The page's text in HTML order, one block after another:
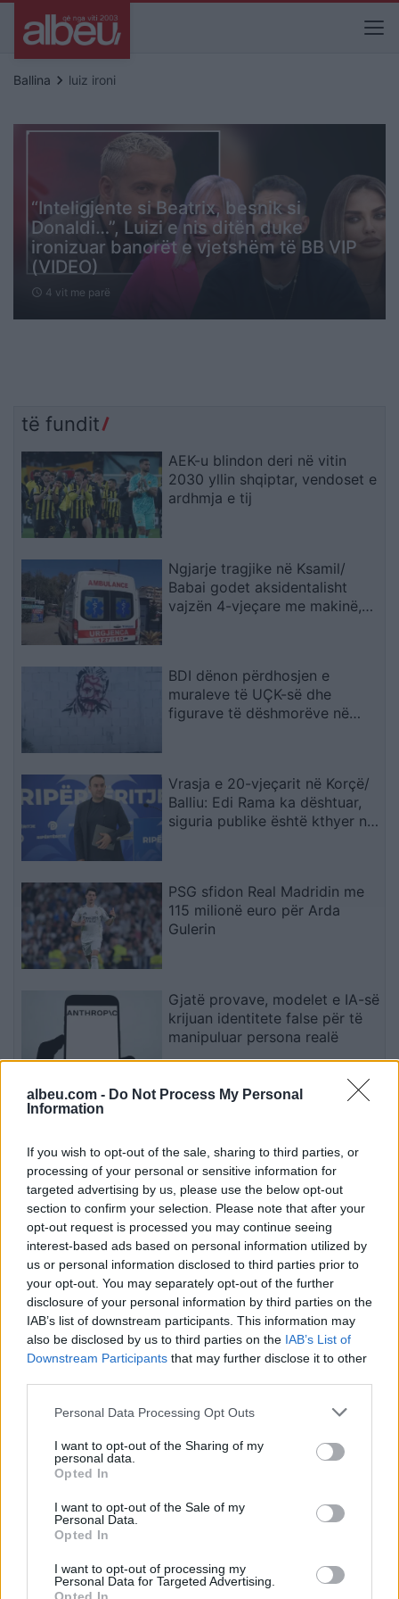
albeu.com - Do Not Process My Personal
Information
If you wish to opt-out of the sale, sharing to third parties, or
processing of your personal or sensitive information for
targeted advertising by us, please use the below opt-out
section to confirm your selection. Please note that after your
opt-out request is processed you may continue seeing
interest-based ads based on personal information utilized by
us or personal information disclosed to third parties prior to
your opt-out. You may separately opt-out of the further
disclosure of your personal information by third parties on the
IAB’s list of downstream participants. This information may
also be disclosed by us to third parties on the IAB’s List of
Downstream Participants that may further disclose it to other
Personal Data Processing Opt Outs
I want to opt-out of the Sharing of my
personal data.
Opted In
I want to opt-out of the Sale of my
Personal Data.
Opted In
I want to opt-out of processing my
Personal Data for Targeted Advertising.
Ballina keyboard_arrow_right luiz ironi
“Inteligjente si Beatrix, besnik si
Donaldi…”, Luizi e nis ditën duke
ironizuar banorët e vjetshëm të BB VIP
(VIDEO)
schedule 4 vit me parë
të fundit
AEK-u blindon deri në vitin
2030 yllin shqiptar, vendoset e
ardhmja e tij
Ngjarje tragjike në Ksamil/
Babai godet aksidentalisht
vajzën 4-vjeçare me makinë,
BDI dënon përdhosjen e
muraleve të UÇK-së dhe
figurave të dëshmorëve në
Vrasja e 20-vjeçarit në Korçë/
Balliu: Edi Rama ka dështuar,
siguria publike është kthyer në
PSG sfidon Real Madridin me
115 milionë euro për Arda
Gulerin
Gjatë provave, modelet e IA-së
krijuan identitete false për të
manipuluar persona realë
NASA konfirmon: Fragmenti i
Hënën, por s’ka kërcënim për
Tokën
Esim for Global
Esim for USA Esim for Italy
for Turkey|Esim for Germany|Esim for Greece|